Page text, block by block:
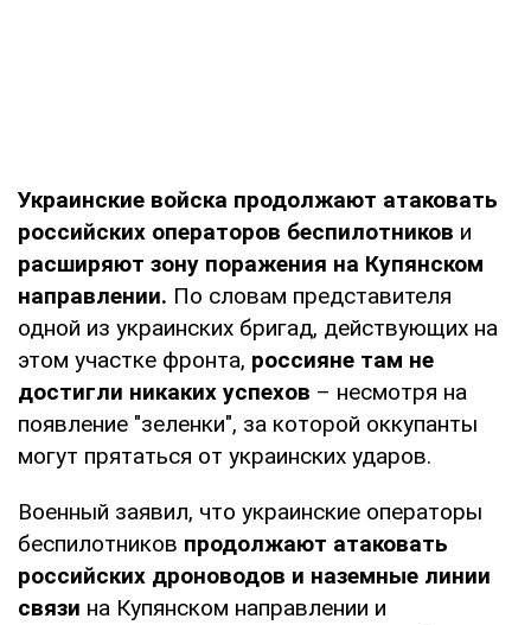
Украинские войска продолжают атаковать
российских операторов беспилотников и
расширяют зону поражения на Купянском
направлении. По словам представителя
одной из украинских бригад, действующих на
этом участке фронта, россияне там не
достигли никаких успехов – несмотря на
появление "зеленки", за которой оккупанты
могут прятаться от украинских ударов.
Военный заявил, что украинские операторы
беспилотников продолжают атаковать
российских дроноводов и наземные линии
связи на Купянском направлении и